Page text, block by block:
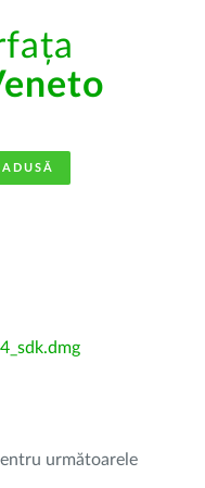
următoarele